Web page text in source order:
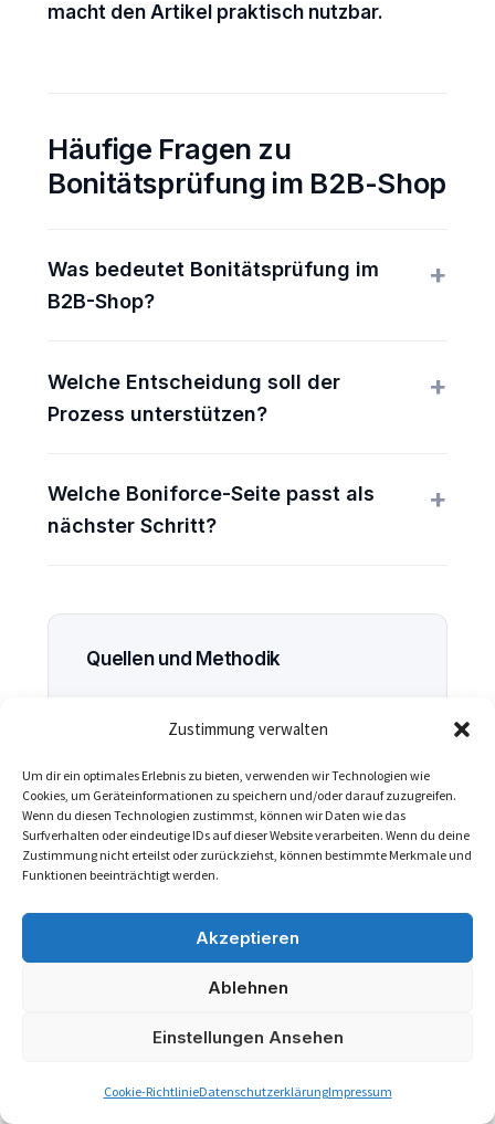
Zustimmung verwalten
Um dir ein optimales Erlebnis zu bieten, verwenden wir Technologien wie
Cookies, um Geräteinformationen zu speichern und/oder darauf zuzugreifen.
Wenn du diesen Technologien zustimmst, können wir Daten wie das
Surfverhalten oder eindeutige IDs auf dieser Website verarbeiten. Wenn du deine
Zustimmung nicht erteilst oder zurückziehst, können bestimmte Merkmale und
Funktionen beeinträchtigt werden.
Akzeptieren
Ablehnen
Einstellungen Ansehen
Cookie-RichtlinieDatenschutzerklärungImpressum
macht den Artikel praktisch nutzbar.
Häufige Fragen zu
Bonitätsprüfung im B2B-Shop
Was bedeutet Bonitätsprüfung im
B2B-Shop?
Welche Entscheidung soll der
Prozess unterstützen?
Welche Boniforce-Seite passt als
nächster Schritt?
Quellen und Methodik
Prozesswissen, technischer B2B-
redaktioneller Einordnung für
Vertrieb, Finance, E-Commerce und
IT. Er beschreibt typische
Prozessmuster und behauptet keine
spezifische Fremdsystem-
Integration, sofern sie nicht
ausdrücklich genannt ist.